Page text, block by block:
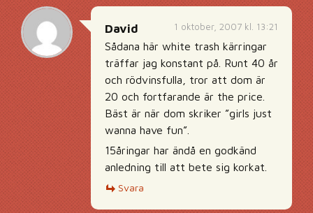
1 oktober, 2007 kl. 13:21
David
Sådana här white trash kärringar
träffar jag konstant på. Runt 40 år
och rödvinsfulla, tror att dom är
20 och fortfarande är the price.
Bäst är när dom skriker ”girls just
wanna have fun”.
15åringar har ändå en godkänd
anledning till att bete sig korkat.
Svara